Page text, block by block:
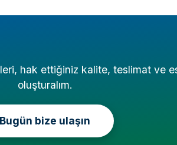
hak ettiğiniz kalite, teslimat ve
oluşturalım.
Bugün bize ulaşın